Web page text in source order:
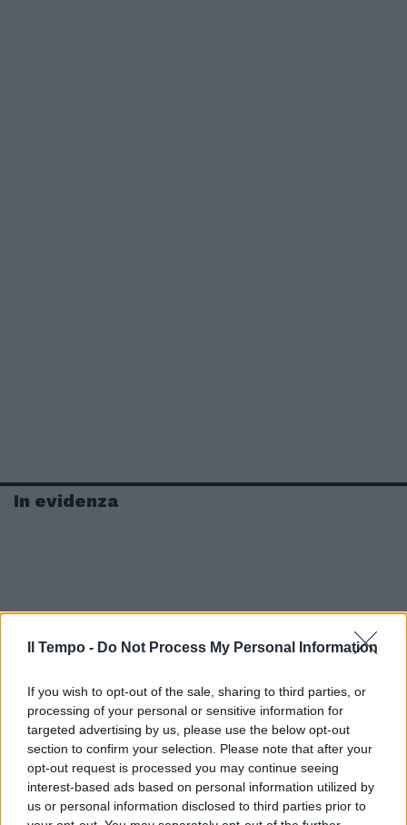
Il Tempo - Do Not Process My Personal Information
If you wish to opt-out of the sale, sharing to third parties, or
processing of your personal or sensitive information for
targeted advertising by us, please use the below opt-out
section to confirm your selection. Please note that after your
opt-out request is processed you may continue seeing
interest-based ads based on personal information utilized by
us or personal information disclosed to third parties prior to
In evidenza